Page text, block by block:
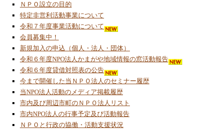
補足資料「地球温暖化対策及び環境問題
（その２）」
2023/1/20
ＯＴＴＯロボットの組立製作と動作確認
2023/1/16
フォバークラフト模型製作の進化過程を掲載
2023/1/16
フォバークラフト模型製作進化の過程
2022/9/20
ＮＰＯ設立の目的
特定非営利活動事業について
令和７年度事業活動について
会員募集中！
新規加入の申込（個人・法人・団体）
令和６年度NPO法人かまがや地域情報の窓活動報告
令和６年度貸借対照表の公告
今まで開催した当ＮＰＯ法人のセミナー履歴
当NPO法人活動のメディア掲載履歴
市内及び周辺市町のＮＰＯ法人リスト
市内NPO法人の行事予定及び活動報告
ＮＰＯと行政の協働・活動支援状況